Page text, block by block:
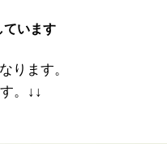
ています
ります。
。↓↓